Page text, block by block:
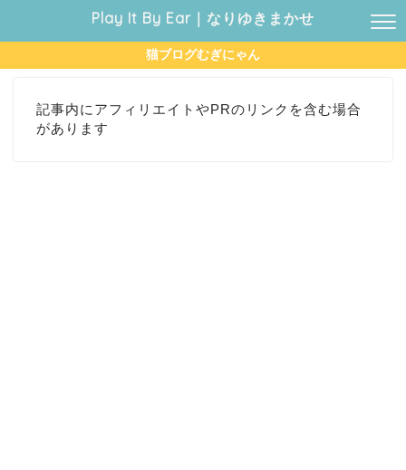
Play It By Ear｜なりゆきまかせ
猫ブログむぎにゃん
記事内にアフィリエイトやPRのリンクを含む場合
があります